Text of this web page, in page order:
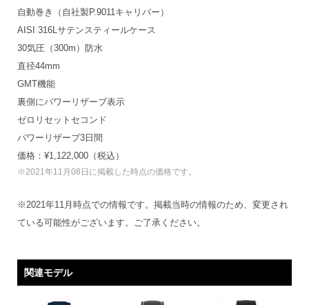
自動巻き（自社製P.9011キャリバー）
AISI 316Lサテンスティールケース
30気圧（300m）防水
直径44mm
GMT機能
裏側にパワーリザーブ表示
ゼロリセットセコンド
パワーリザーブ3日間
価格：¥1,122,000（税込）
※2021年11月08日に掲載した時点の価格です。
※2021年11月時点での情報です。掲載当時の情報のため、変更され
ている可能性がございます。ご了承ください。
関連モデル